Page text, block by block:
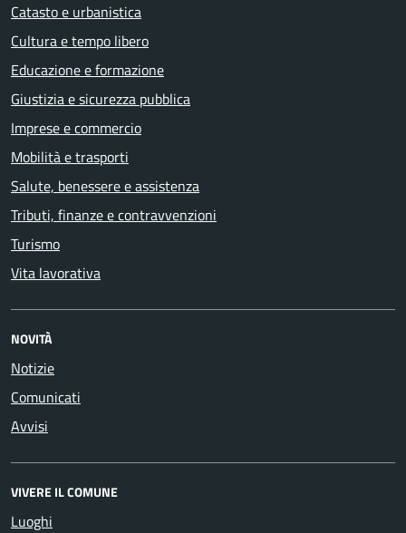
Catasto e urbanistica
Cultura e tempo libero
Educazione e formazione
Giustizia e sicurezza pubblica
Imprese e commercio
Mobilità e trasporti
Salute, benessere e assistenza
Tributi, finanze e contravvenzioni
Turismo
Vita lavorativa
NOVITÀ
Notizie
Comunicati
Avvisi
VIVERE IL COMUNE
Luoghi